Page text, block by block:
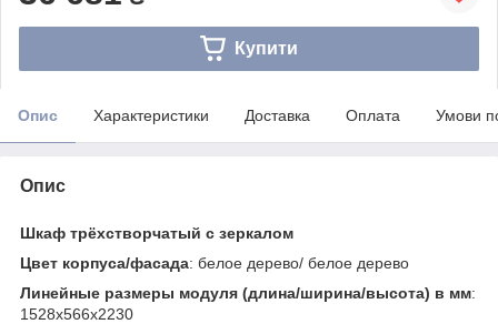
Купити
Опис Характеристики Доставка Оплата Умови
Опис
Шкаф трёхстворчатый с зеркалом
Цвет корпуса/фасада: белое дерево/ белое дерево
Линейные размеры модуля (длина/ширина/высота) в мм:
1528х566х2230